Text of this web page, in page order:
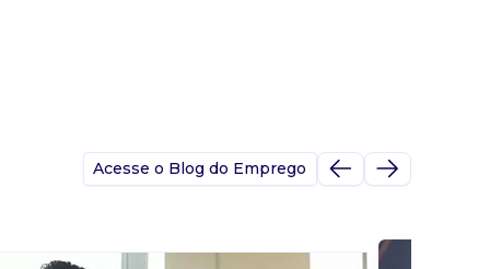
Acesse o Blog do Emprego